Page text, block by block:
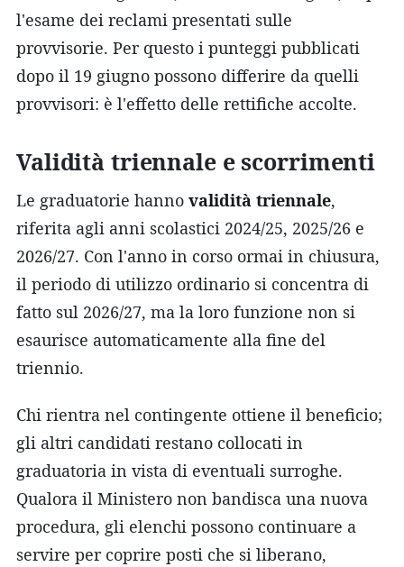
l'esame dei reclami presentati sulle
provvisorie. Per questo i punteggi pubblicati
dopo il 19 giugno possono differire da quelli
provvisori: è l'effetto delle rettifiche accolte.
Validità triennale e scorrimenti
Le graduatorie hanno validità triennale,
riferita agli anni scolastici 2024/25, 2025/26 e
2026/27. Con l'anno in corso ormai in chiusura,
il periodo di utilizzo ordinario si concentra di
fatto sul 2026/27, ma la loro funzione non si
esaurisce automaticamente alla fine del
triennio.
Chi rientra nel contingente ottiene il beneficio;
gli altri candidati restano collocati in
graduatoria in vista di eventuali surroghe.
Qualora il Ministero non bandisca una nuova
procedura, gli elenchi possono continuare a
servire per coprire posti che si liberano,